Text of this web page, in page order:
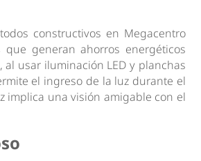
constructivos en Megacentro
generan ahorros energéticos
al usar iluminación LED y planchas
el ingreso de la luz durante el
implica una visión amigable con el